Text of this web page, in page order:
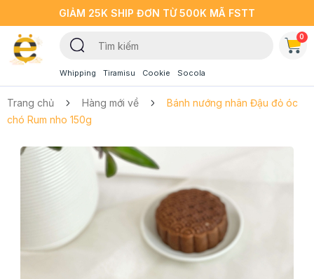
GIẢM 25K SHIP ĐƠN TỪ 500K MÃ FSTT
Whipping Tiramisu Cookie Socola
0
Trang chủ Hàng mới về
Bánh nướng nhân Đậu đỏ óc
chó Rum nho 150g